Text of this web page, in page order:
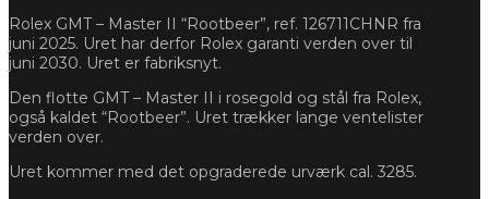
Rolex GMT – Master II “Rootbeer”, ref. 126711CHNR fra
juni 2025. Uret har derfor Rolex garanti verden over til
juni 2030. Uret er fabriksnyt.
Den flotte GMT – Master II i rosegold og stål fra Rolex,
også kaldet “Rootbeer”. Uret trækker lange ventelister
verden over.
Uret kommer med det opgraderede urværk cal. 3285.